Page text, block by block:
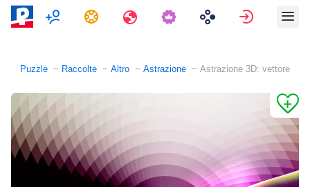
Multigiocatore
Compiti Viaggi Accedi
Puzzle Raccolte Altro Astrazione Astrazione 3D: vettore